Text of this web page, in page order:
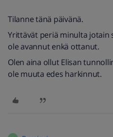
Tilanne tänä päivänä.
Yrittävät periä minulta jotain
ole avannut enkä ottanut.
Olen aina ollut Elisan
ole muuta edes harkinnut.